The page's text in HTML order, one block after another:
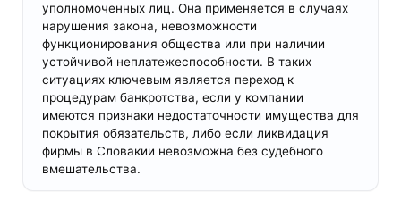
уполномоченных лиц. Она применяется в случаях
нарушения закона, невозможности
функционирования общества или при наличии
устойчивой неплатежеспособности. В таких
ситуациях ключевым является переход к
процедурам банкротства, если у компании
имеются признаки недостаточности имущества для
покрытия обязательств, либо если ликвидация
фирмы в Словакии невозможна без судебного
вмешательства.